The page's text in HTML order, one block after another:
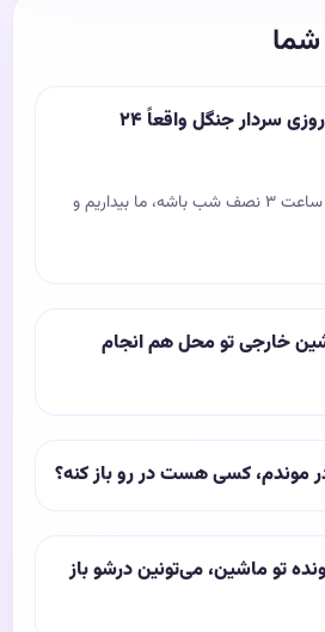
کلید سازی شبانه‌ روزی سردار جنگل واقعاً ۲۴
بله صد در صد! حتی اگه ساعت ۳ نصف شب باشه، ما بیداریم و
خارجی تو محل هم انجام
کسی هست در رو باز کنه؟
تو ماشین، می‌تونین درشو باز